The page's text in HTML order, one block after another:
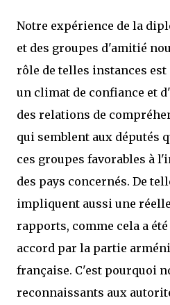
Notre expérience de la
et des groupes d'amitié
rôle de telles instances est
un climat de confiance et
des relations de
qui semblent aux députés
ces groupes favorables à
des pays concernés. De
impliquent aussi une
rapports, comme cela a
accord par la partie
française. C'est pourquoi
reconnaissants aux